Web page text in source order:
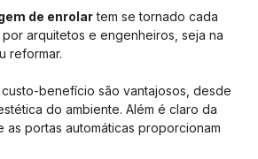
de enrolartem se tornado cada
arquitetos e engenheiros, seja na
reformar.
benefício são vantajosos, desde
do ambiente. Além é claro da
as portas automáticas proporcionam